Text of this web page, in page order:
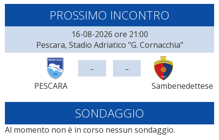
PROSSIMO INCONTRO
16-08-2026 ore 21:00
Pescara, Stadio Adriatico "G. Cornacchia"
PESCARA
- -
Sambenedettese
SONDAGGIO
Al momento non è in corso nessun sondaggio.